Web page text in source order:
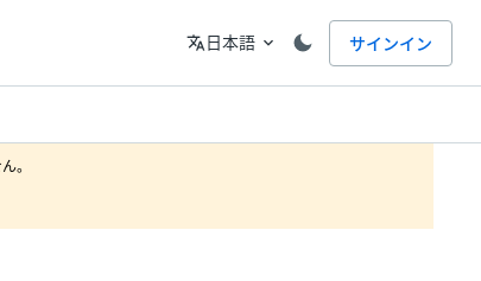
言語
translate日本語 expand_more サインイン
。